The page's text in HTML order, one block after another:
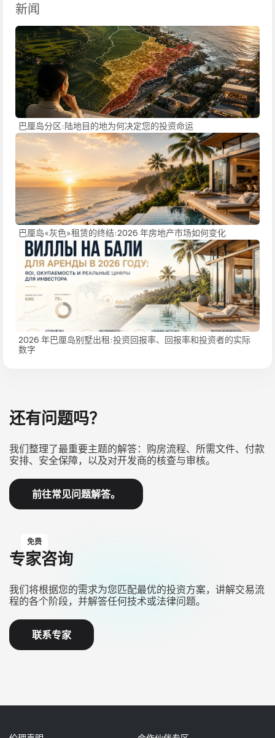
新闻
巴厘岛分区:陆地目的地为何决定您的投资命运
巴厘岛«灰色»租赁的终结:2026 年房地产市场如何变化
2026 年巴厘岛别墅出租:投资回报率、回报率和投资者的实际
数字
还有问题吗？
我们整理了最重要主题的解答：购房流程、所需文件、付款
安排、安全保障，以及对开发商的核查与审核。
前往常见问题解答。
免费
专家咨询
我们将根据您的需求为您匹配最优的投资方案，讲解交易流
程的各个阶段，并解答任何技术或法律问题。
联系专家